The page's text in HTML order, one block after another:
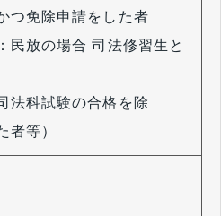
つ免除申請をした者
民放の場合 司法修習生と
法科試験の合格を除
者等）